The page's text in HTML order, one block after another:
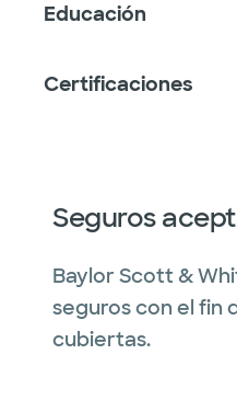
Educación
Certificaciones
Seguros
Baylor Scott &
seguros con el fin
cubiertas.